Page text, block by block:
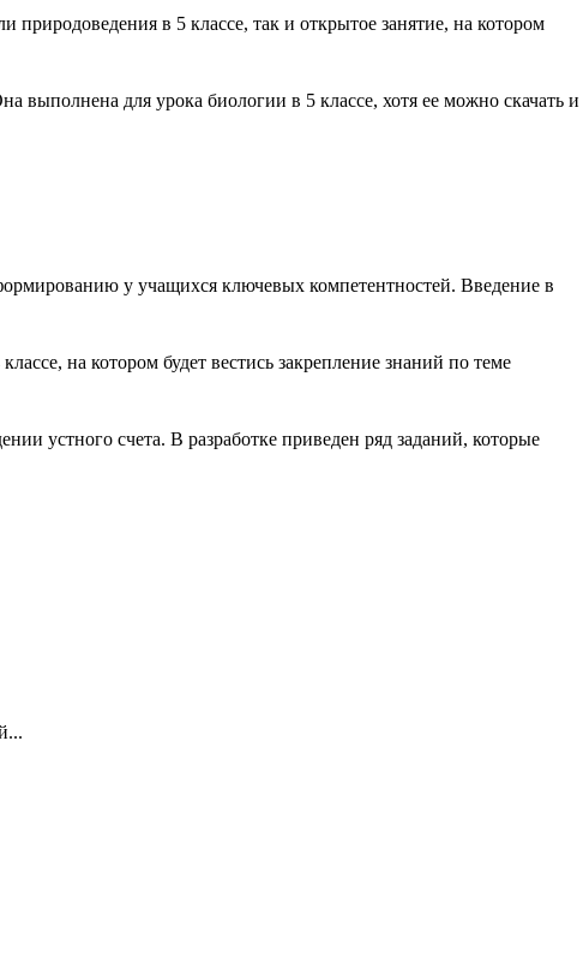
в 5 классе, так и открытое занятие, на котором
выполнена для урока биологии в 5 классе, хотя ее можно скачать и
у учащихся ключевых компетентностей. Введение в
на котором будет вестись закрепление знаний по теме
устного счета. В разработке приведен ряд заданий, которые